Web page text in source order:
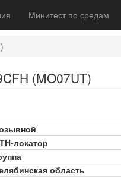
Минитест по средам
(MO07UT)
локатор
область